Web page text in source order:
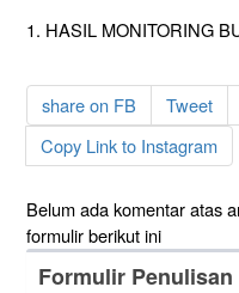
1. HASIL MONITORING
share on FB Tweet
Copy Link to Instagram
Belum ada komentar atas
formulir berikut ini
Formulir